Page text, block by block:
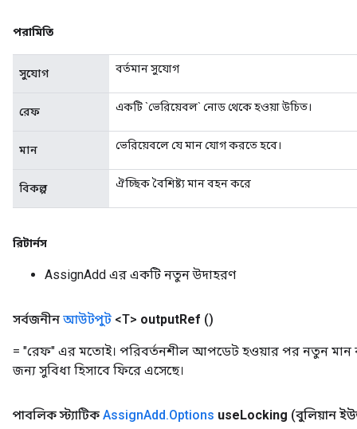
পরামিতি
সুযোগ বর্তমান সুযোগ
রেফ একটি `ভেরিয়েবল` নোড থেকে হওয়া উচিত।
মান ভেরিয়েবলে যে মান যোগ করতে হবে।
বিকল্প ঐচ্ছিক বৈশিষ্ট্য মান বহন করে
রিটার্নস
AssignAdd এর একটি নতুন উদাহরণ
সর্বজনীন আউটপুট <T> outputRef ()
= "রেফ" এর মতোই। পরিবর্তনশীল আপডেট হওয়ার পর নতুন মান
জন্য সুবিধা হিসাবে ফিরে এসেছে।
পাবলিক স্ট্যাটিক AssignAdd.Options useLocking (বুলিয়ান